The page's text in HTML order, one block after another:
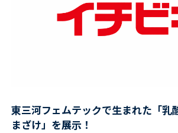
東三河フェムテックで生まれた「乳
まざけ」を展示！